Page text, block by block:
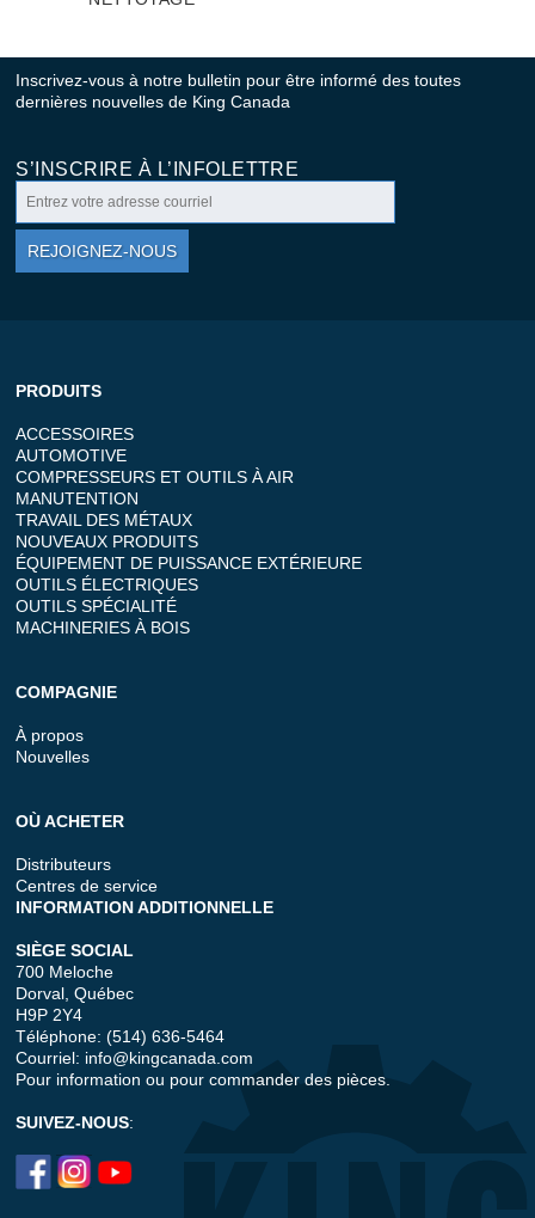
Inscrivez-vous à notre bulletin pour être informé des toutes
dernières nouvelles de King Canada
S’INSCRIRE À L’INFOLETTRE
REJOIGNEZ-NOUS
PRODUITS
ACCESSOIRES
AUTOMOTIVE
COMPRESSEURS ET OUTILS À AIR
MANUTENTION
TRAVAIL DES MÉTAUX
NOUVEAUX PRODUITS
ÉQUIPEMENT DE PUISSANCE EXTÉRIEURE
OUTILS ÉLECTRIQUES
OUTILS SPÉCIALITÉ
MACHINERIES À BOIS
COMPAGNIE
À propos
Nouvelles
OÙ ACHETER
Distributeurs
Centres de service
INFORMATION ADDITIONNELLE
SIÈGE SOCIAL
700 Meloche
Dorval, Québec
H9P 2Y4
Téléphone: (514) 636-5464
Courriel: info@kingcanada.com
Pour information ou pour commander des pièces.
SUIVEZ-NOUS: